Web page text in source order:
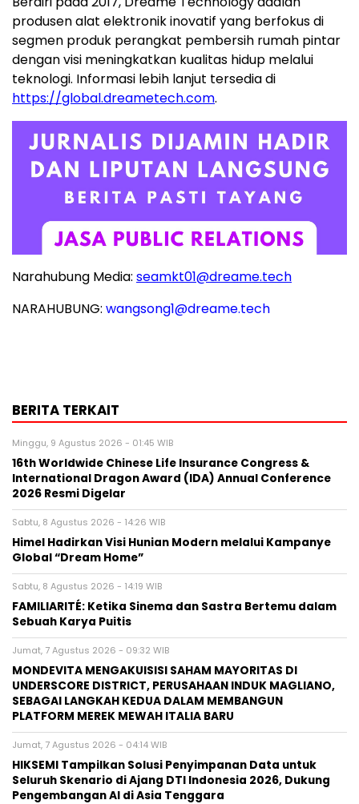
produsen alat elektronik inovatif yang berfokus di
segmen produk perangkat pembersih rumah pintar
dengan visi meningkatkan kualitas hidup melalui
teknologi. Informasi lebih lanjut tersedia di
https://global.dreametech.com.
Narahubung Media: seamkt01@dreame.tech
NARAHUBUNG: wangsong1@dreame.tech
BERITA TERKAIT
Minggu, 9 Agustus 2026 - 01:45 WIB
16th Worldwide Chinese Life Insurance Congress &
International Dragon Award (IDA) Annual Conference
2026 Resmi Digelar
Sabtu, 8 Agustus 2026 - 14:26 WIB
Himel Hadirkan Visi Hunian Modern melalui Kampanye
Global “Dream Home”
Sabtu, 8 Agustus 2026 - 14:19 WIB
FAMILIARITÉ: Ketika Sinema dan Sastra Bertemu dalam
Sebuah Karya Puitis
Jumat, 7 Agustus 2026 - 09:32 WIB
MONDEVITA MENGAKUISISI SAHAM MAYORITAS DI
UNDERSCORE DISTRICT, PERUSAHAAN INDUK MAGLIANO,
SEBAGAI LANGKAH KEDUA DALAM MEMBANGUN
PLATFORM MEREK MEWAH ITALIA BARU
Jumat, 7 Agustus 2026 - 04:14 WIB
HIKSEMI Tampilkan Solusi Penyimpanan Data untuk
Seluruh Skenario di Ajang DTI Indonesia 2026, Dukung
Pengembangan AI di Asia Tenggara